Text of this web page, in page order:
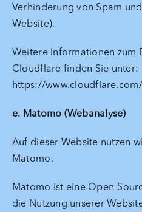
Verhinderung von Spam
Website).
Weitere Informationen zum
Cloudflare finden Sie unter:
https://
e. Matomo (Webanalyse)
Auf dieser Website nutzen
Matomo.
Matomo ist eine Open-
die Nutzung unserer